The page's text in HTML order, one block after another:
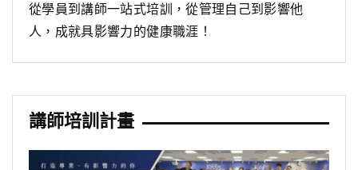
從學員到講師一站式培訓，從管理自己到影響他
人，成就具影響力的健康職涯！
講師培訓計畫